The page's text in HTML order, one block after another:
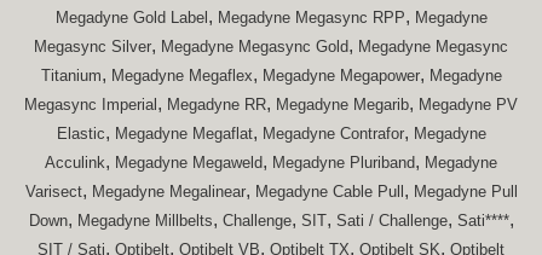
Megadyne Gold Label , Megadyne Megasync RPP, Megadyne
Megasync Silver, Megadyne Megasync Gold, Megadyne Megasync
Titanium, Megadyne Megaflex, Megadyne Megapower, Megadyne
Megasync Imperial , Megadyne RR, Megadyne Megarib, Megadyne PV
Elastic, Megadyne Megaflat, Megadyne Contrafor, Megadyne
Acculink, Megadyne Megaweld, Megadyne Pluriband, Megadyne
Varisect, Megadyne Megalinear, Megadyne Cable Pull , Megadyne Pull
Down, Megadyne Millbelts, Challenge, SIT, Sati / Challenge, Sati****,
SIT / Sati, Optibelt, Optibelt VB, Optibelt TX, Optibelt SK, Optibelt